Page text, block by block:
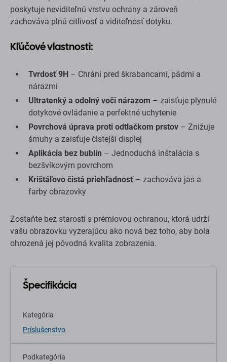
poskytuje neviditeľnú vrstvu ochrany a zároveň
zachováva plnú citlivosť a viditeľnosť dotyku.
Kľúčové vlastnosti:
Tvrdosť 9H – Chráni pred škrabancami, pádmi a
nárazmi
Ultratenký a odolný voči nárazom – zaisťuje plynulé
dotykové ovládanie a perfektné uchytenie
Povrchová úprava proti odtlačkom prstov – Znižuje
šmuhy a zaisťuje čistejší displej
Aplikácia bez bublín – Jednoduchá inštalácia s
bezšvíkovým povrchom
Krištáľovo čistá priehľadnosť– zachováva jas a
farby obrazovky
Zostaňte bez starostí s prémiovou ochranou, ktorá udrží
vašu obrazovku vyzerajúcu ako nová bez toho, aby bola
ohrozená jej pôvodná kvalita zobrazenia.
Špecifikácia
Kategória
Príslušenstvo
Podkategória